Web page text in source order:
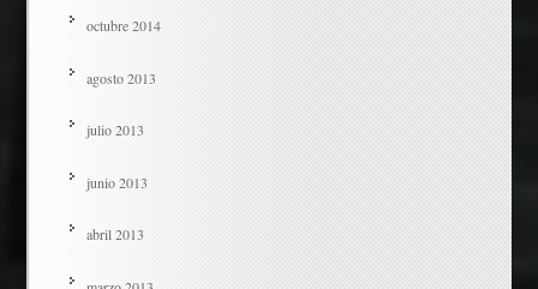
octubre 2014
agosto 2013
julio 2013
junio 2013
abril 2013